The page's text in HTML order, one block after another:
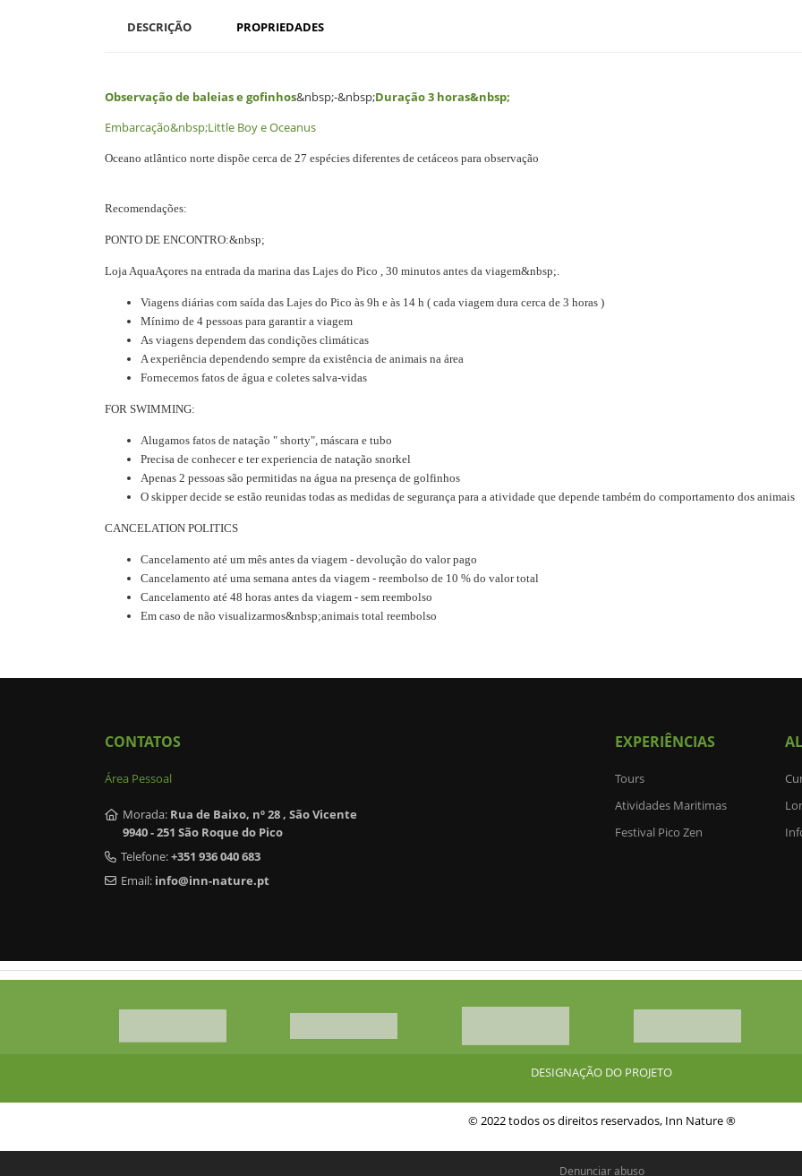
DESCRIÇÃO PROPRIEDADES
Observação de baleias e gofinhos&nbsp;-&nbsp;Duração 3 horas&nbsp;
Embarcação&nbsp;Little Boy e Oceanus
Oceano atlântico norte dispõe cerca de 27 espécies diferentes de cetáceos para observação
Recomendações:
PONTO DE ENCONTRO:&nbsp;
Loja AquaAçores na entrada da marina das Lajes do Pico , 30 minutos antes da viagem&nbsp;.
Viagens diárias com saída das Lajes do Pico às 9h e às 14 h ( cada viagem dura cerca de 3 horas )
Mínimo de 4 pessoas para garantir a viagem
As viagens dependem das condições climáticas
A experiência dependendo sempre da existência de animais na área
Fornecemos fatos de água e coletes salva-vidas
FOR SWIMMING:
Alugamos fatos de natação " shorty", máscara e tubo
Precisa de conhecer e ter experiencia de natação snorkel
Apenas 2 pessoas são permitidas na água na presença de golfinhos
O skipper decide se estão reunidas todas as medidas de segurança para a atividade que depende também do comportamento dos animais
CANCELATION POLITICS
Cancelamento até um mês antes da viagem - devolução do valor pago
Cancelamento até uma semana antes da viagem - reembolso de 10 % do valor total
Cancelamento até 48 horas antes da viagem - sem reembolso
Em caso de não visualizarmos&nbsp;animais total reembolso
CONTATOS
Área Pessoal
Morada: Rua de Baixo, nº 28 , São Vicente
9940 - 251 São Roque do Pico
Telefone:+351 936 040 683
Email: info@inn-nature.pt
EXPERIÊNCIAS
Tours
Atividades Maritimas
Festival Pico Zen
DESIGNAÇÃO DO PROJETO
© 2022 todos os direitos reservados, Inn Nature ®
Denunciar abuso